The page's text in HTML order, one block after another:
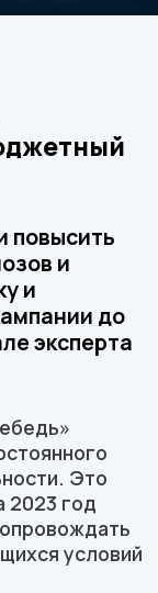
повысить
и
и
до
эксперта
Это
2023 год
условий